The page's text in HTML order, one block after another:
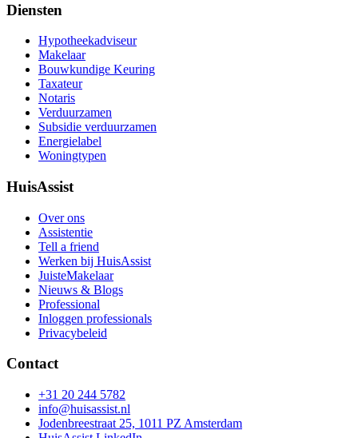
Diensten
Hypotheekadviseur
Makelaar
Bouwkundige Keuring
Taxateur
Notaris
Verduurzamen
Subsidie verduurzamen
Energielabel
Woningtypen
HuisAssist
Over ons
Assistentie
Tell a friend
Werken bij HuisAssist
JuisteMakelaar
Nieuws & Blogs
Professional
Inloggen professionals
Privacybeleid
Contact
+31 20 244 5782
info@huisassist.nl
Jodenbreestraat 25, 1011 PZ Amsterdam